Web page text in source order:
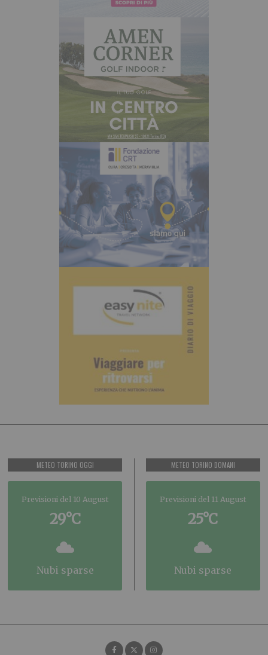
METEO TORINO OGGI
Previsioni del 10 August
29°C
nubi sparse
METEO TORINO DOMANI
Previsioni del 11 August
25°C
nubi sparse